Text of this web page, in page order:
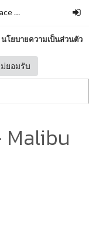
นโยบายความเป็นส่วนตัว
ยอมรับ
MaNoot Translate x Music Space #1 cocococoayeah
Malibu